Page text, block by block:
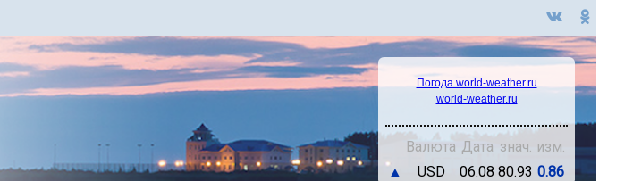
Погода world-weather.ru
world-weather.ru
Валюта Дата знач. изм.
▲
USD 06.08 80.93 0.86